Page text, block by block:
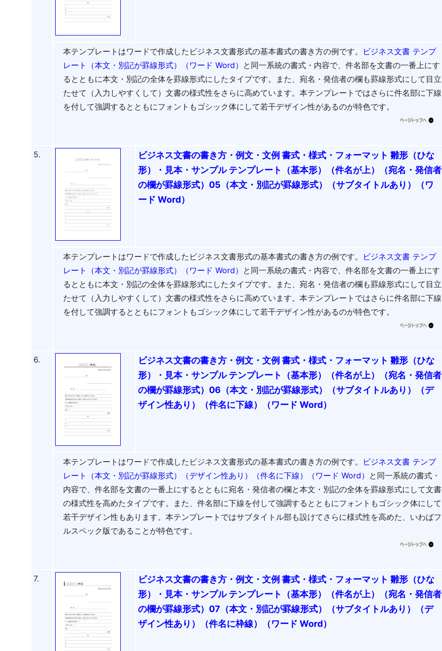
本テンプレートはワードで作成したビジネス文書形式の基本書式の書き方の例です。
ビジネス文書 テンプ
レート（本文・別記が罫線形式）（ワード Word） と同一系統の書式・内容で、件名部を文書の一番上にす
るとともに本文・別記の全体を罫線形式にしたタイプです。また、宛名・発信者の欄も罫線形式にして目立
たせて（入力しやすくして）文書の様式性をさらに高めています。本テンプレートではさらに件名部に下線
を付して強調するとともにフォントもゴシック体にして若干デザイン性があるのが特色です。
5.
ビジネス文書の書き方・例文・文例 書式・様式・フォーマット 雛形（ひな
形）・見本・サンプル テンプレート（基本形）（件名が上）（宛名・発信者
の欄が罫線形式）05（本文・別記が罫線形式）（サブタイトルあり）（ワ
ード Word）
本テンプレートはワードで作成したビジネス文書形式の基本書式の書き方の例です。
ビジネス文書 テンプ
レート（本文・別記が罫線形式）（ワード Word） と同一系統の書式・内容で、件名部を文書の一番上にす
るとともに本文・別記の全体を罫線形式にしたタイプです。また、宛名・発信者の欄も罫線形式にして目立
たせて（入力しやすくして）文書の様式性をさらに高めています。本テンプレートではさらに件名部に下線
を付して強調するとともにフォントもゴシック体にして若干デザイン性があるのが特色です。
6.
ビジネス文書の書き方・例文・文例 書式・様式・フォーマット 雛形（ひな
形）・見本・サンプル テンプレート（基本形）（件名が上）（宛名・発信者
の欄が罫線形式）06（本文・別記が罫線形式）（サブタイトルあり）（デ
ザイン性あり）（件名に下線）（ワード Word）
本テンプレートはワードで作成したビジネス文書形式の基本書式の書き方の例です。
ビジネス文書 テンプ
レート（本文・別記が罫線形式）（デザイン性あり）（件名に下線）（ワード Word） と同一系統の書式・
内容で、件名部を文書の一番上にするとともに宛名・発信者の欄と本文・別記の全体を罫線形式にして文書
の様式性を高めたタイプです。また、件名部に下線を付して強調するとともにフォントもゴシック体にして
若干デザイン性もあります。本テンプレートではサブタイトル部も設けてさらに様式性を高めた、いわばフ
ルスペック版であることが特色です。
7.
ビジネス文書の書き方・例文・文例 書式・様式・フォーマット 雛形（ひな
形）・見本・サンプル テンプレート（基本形）（件名が上）（宛名・発信者
の欄が罫線形式）07（本文・別記が罫線形式）（サブタイトルあり）（デ
ザイン性あり）（件名に枠線）（ワード Word）